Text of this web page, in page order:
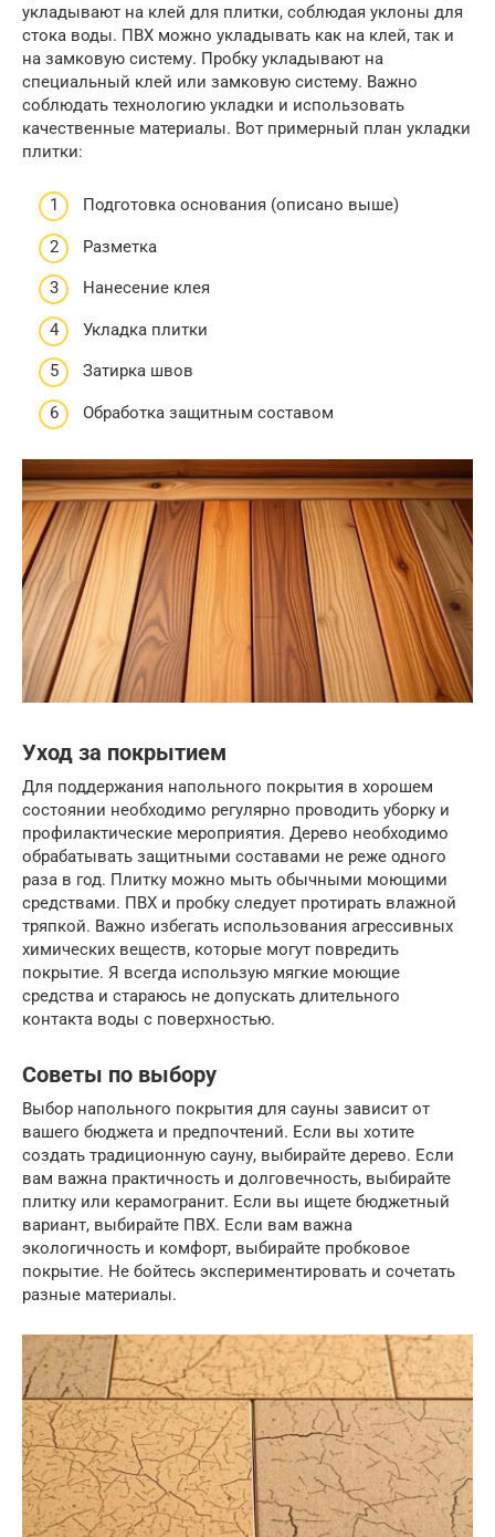
укладывают на клей для плитки, соблюдая уклоны для
стока воды. ПВХ можно укладывать как на клей, так и
на замковую систему. Пробку укладывают на
специальный клей или замковую систему. Важно
соблюдать технологию укладки и использовать
качественные материалы. Вот примерный план укладки
плитки:
Подготовка основания (описано выше)
Разметка
Нанесение клея
Укладка плитки
Затирка швов
Обработка защитным составом
Уход за покрытием
Для поддержания напольного покрытия в хорошем
состоянии необходимо регулярно проводить уборку и
профилактические мероприятия. Дерево необходимо
обрабатывать защитными составами не реже одного
раза в год. Плитку можно мыть обычными моющими
средствами. ПВХ и пробку следует протирать влажной
тряпкой. Важно избегать использования агрессивных
химических веществ, которые могут повредить
покрытие. Я всегда использую мягкие моющие
средства и стараюсь не допускать длительного
контакта воды с поверхностью.
Советы по выбору
Выбор напольного покрытия для сауны зависит от
вашего бюджета и предпочтений. Если вы хотите
создать традиционную сауну, выбирайте дерево. Если
вам важна практичность и долговечность, выбирайте
плитку или керамогранит. Если вы ищете бюджетный
вариант, выбирайте ПВХ. Если вам важна
экологичность и комфорт, выбирайте пробковое
покрытие. Не бойтесь экспериментировать и сочетать
разные материалы.